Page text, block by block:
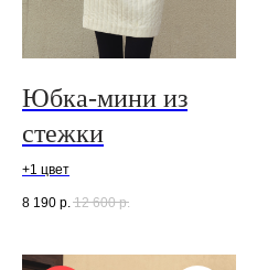
Юбка-мини из
стежки
+1 цвет
8 190 р. 12 600 р.